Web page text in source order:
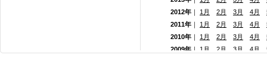
2012年 ｜ 1月 2月 3月 4月
2011年 ｜ 1月 2月 3月 4月
2010年 ｜ 1月 2月 3月 4月
2009年 ｜ 1月 2月 3月 4月